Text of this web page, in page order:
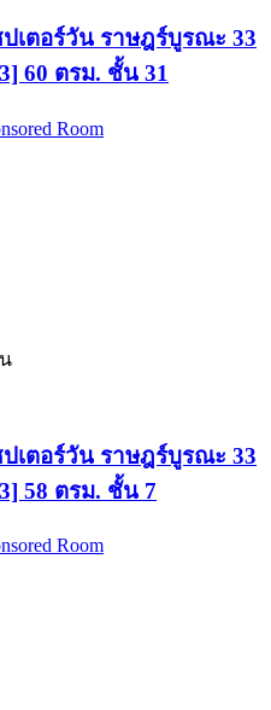
เตอร์วัน ราษฎร์บูรณะ 33
60 ตรม. ชั้น 31
Room
เตอร์วัน ราษฎร์บูรณะ 33
58 ตรม. ชั้น 7
Room